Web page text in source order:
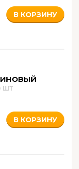
В КОРЗИНУ
ШТ
В КОРЗИНУ